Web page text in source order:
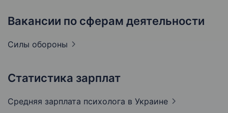
Вакансии по сферам деятельности
Силы обороны
Статистика зарплат
Средняя зарплата психолога в Украине